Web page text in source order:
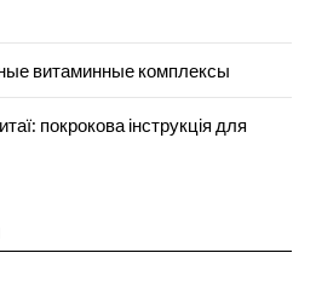
витаминные комплексы
покрокова інструкція для